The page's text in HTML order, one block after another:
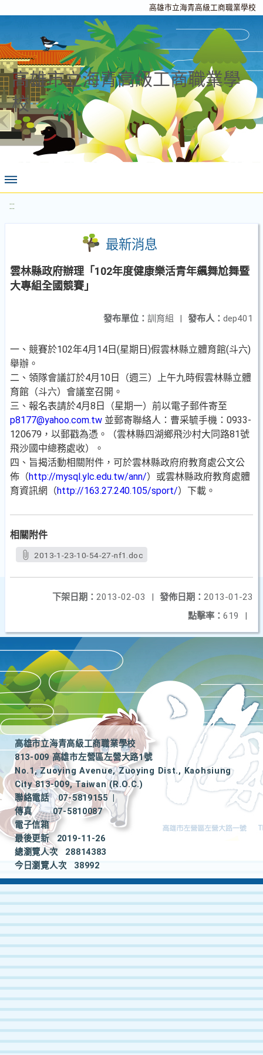
高雄市立海青高級工商職業學校
高雄市立海青高級工商職業學
校
:::
最新消息
雲林縣政府辦理「102年度健康樂活青年飆舞尬舞暨
大專組全國競賽」
發布人： dep401
發布單位： 訓育組 |
一、競賽於102年4月14日(星期日)假雲林縣立體育館(斗六)
舉辦。
二、領隊會議訂於4月10日（週三）上午九時假雲林縣立體
育館（斗六）會議室召開。
三、報名表請於4月8日（星期一）前以電子郵件寄至
p8177@yahoo.com.tw 並郵寄聯絡人：曹采毓手機：0933-
120679，以郵戳為憑。（雲林縣四湖鄉飛沙村大同路81號
飛沙國中總務處收）。
四、旨揭活動相關附件，可於雲林縣政府府教育處公文公
佈（http://mysql.ylc.edu.tw/ann/）或雲林縣政府教育處體
育資訊網（http://163.27.240.105/sport/）下載。
相關附件
2013-1-23-10-54-27-nf1.doc
發佈日期： 2013-01-23
下架日期： 2013-02-03
|
點擊率： 619 |
高雄市立海青高級工商職業學校
813-009 高雄市左營區左營大路1號
No.1, Zuoying Avenue, Zuoying Dist., Kaohsiung
City 813-009, Taiwan (R.O.C.)
聯絡電話
07-5819155
|
傳真
07-5810087
電子信箱
最後更新
2019-11-26
總瀏覽人次
28814383
今日瀏覽人次
38992